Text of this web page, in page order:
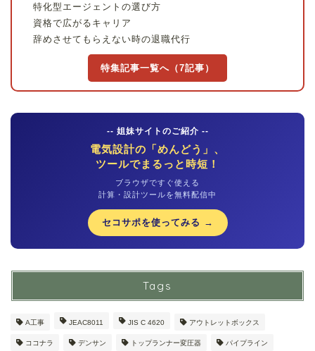
特化型エージェントの選び方
資格で広がるキャリア
辞めさせてもらえない時の退職代行
特集記事一覧へ（7記事）
-- 姐妹サイトのご紹介 --
電気設計の「めんどう」、
ツールでまるっと時短！
ブラウザですぐ使える
計算・設計ツールを無料配信中
セコサポを使ってみる →
Tags
A工事 JEAC8011 JIS C 4620 アウトレットボックス
ココナラ デンサン トップランナー変圧器 パイプライン